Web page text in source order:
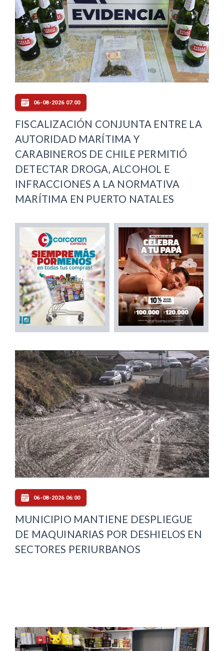
06-08-2026 07:00
FISCALIZACIÓN CONJUNTA ENTRE LA
AUTORIDAD MARÍTIMA Y
CARABINEROS DE CHILE PERMITIÓ
DETECTAR DROGA, ALCOHOL E
INFRACCIONES A LA NORMATIVA
MARÍTIMA EN PUERTO NATALES
06-08-2026 06:00
MUNICIPIO MANTIENE DESPLIEGUE
DE MAQUINARIAS POR DESHIELOS EN
SECTORES PERIURBANOS